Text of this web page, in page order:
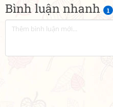
Bình luận nhanh 1